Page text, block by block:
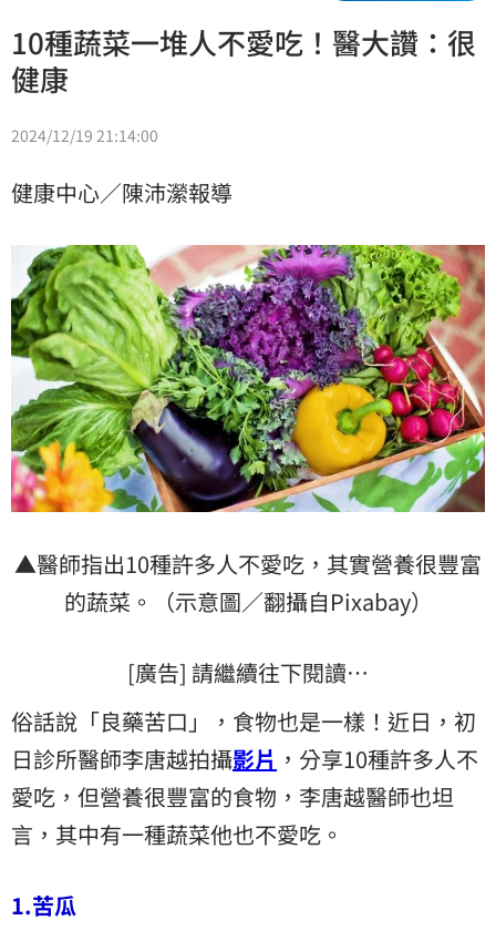
10種蔬菜一堆人不愛吃！醫大讚：很
健康
2024/12/19 21:14:00
健康中心／陳沛瀠報導
▲醫師指出10種許多人不愛吃，其實營養很豐富
的蔬菜。（示意圖／翻攝自Pixabay）
[廣告] 請繼續往下閱讀…
俗話說「良藥苦口」，食物也是一樣！近日，初
日診所醫師李唐越拍攝影片 ，分享10種許多人不
愛吃，但營養很豐富的食物，李唐越醫師也坦
言，其中有一種蔬菜他也不愛吃。
1.苦瓜